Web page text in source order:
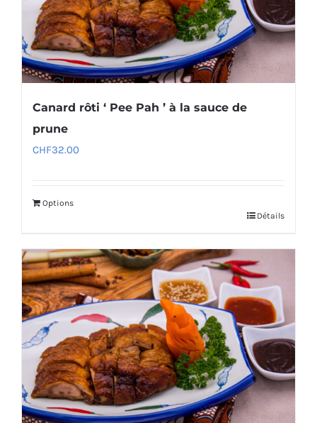
Canard rôti ‘ Pee Pah ’ à la sauce de
prune
CHF32.00
Options
Détails